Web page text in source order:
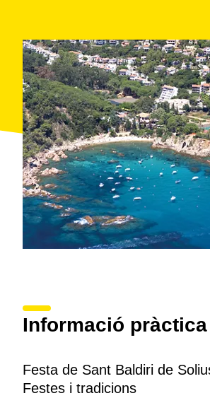
Informació pràctica
Festa de Sant Baldiri de
Festes i tradicions